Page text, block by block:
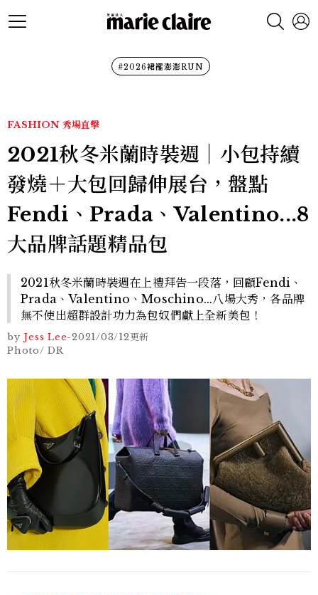
#2026裙襬澎澎RUN
FASHION 秀場直擊
2021秋冬米蘭時裝週｜小包持續
發燒＋大包回歸伸展台，盤點
Fendi、Prada、Valentino...8
大品牌話題精品包
2021秋冬米蘭時裝週在上禮拜告一段落，回顧Fendi、
Prada、Valentino、Moschino...八場大秀，各品牌
無不使出超群設計功力為包奴們獻上全新美包！
by Jess Lee-2021/03/12更新
Photo/ DR